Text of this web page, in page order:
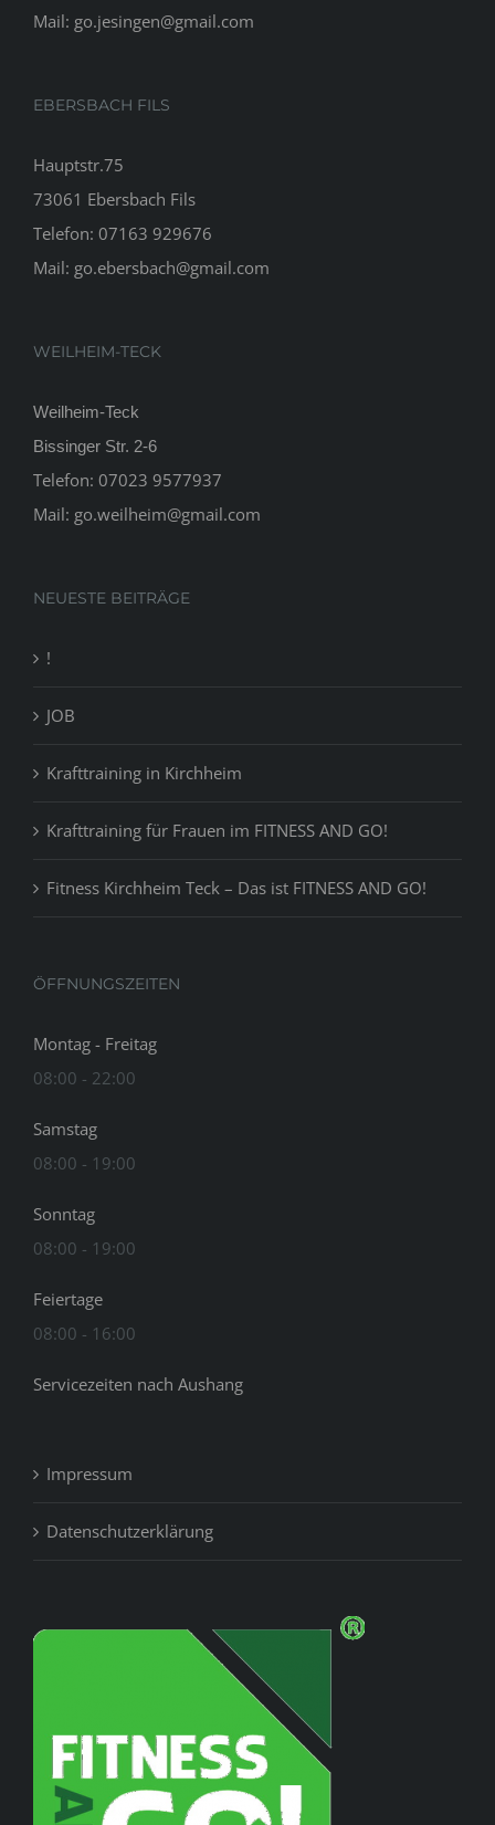
Mail: go.jesingen@gmail.com
EBERSBACH FILS
Hauptstr.75
73061 Ebersbach Fils
Telefon: 07163 929676
Mail: go.ebersbach@gmail.com
WEILHEIM-TECK
Weilheim-Teck
Bissinger Str. 2-6
Telefon: 07023 9577937
Mail: go.weilheim@gmail.com
NEUESTE BEITRÄGE
!
JOB
Krafttraining in Kirchheim
Krafttraining für Frauen im FITNESS AND GO!
Fitness Kirchheim Teck – Das ist FITNESS AND GO!
ÖFFNUNGSZEITEN
Montag - Freitag
08:00 - 22:00
Samstag
08:00 - 19:00
Sonntag
08:00 - 19:00
Feiertage
08:00 - 16:00
Servicezeiten nach Aushang
Impressum
Datenschutzerklärung